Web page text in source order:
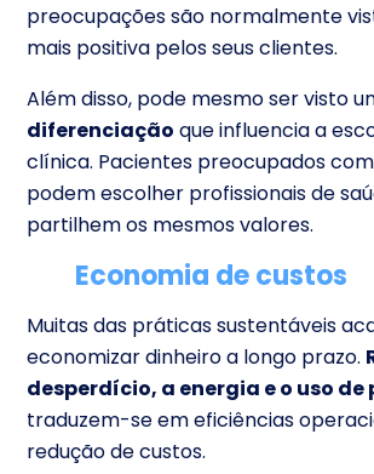
preocupações são normalmente
mais positiva pelos seus clientes.
Além disso, pode mesmo ser visto
diferenciação que influencia a
clínica. Pacientes preocupados
podem escolher profissionais de
partilhem os mesmos valores.
Economia de custos
Muitas das práticas sustentáveis
economizar dinheiro a longo prazo.
desperdício, a energia e o uso de
traduzem-se em eficiências
redução de custos.